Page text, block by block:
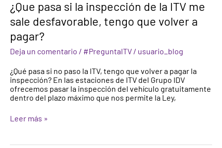
¿Que pasa si la inspección de la ITV me
sale desfavorable, tengo que volver a
pagar?
Deja un comentario / #PreguntaITV / usuario_blog
¿Qué pasa si no paso la ITV, tengo que volver a pagar la
inspección? En las estaciones de ITV del Grupo IDV
ofrecemos pasar la inspección del vehículo gratuitamente
dentro del plazo máximo que nos permite la Ley,
¿Que
pasa
si
inspección
de
la
me
sale
desfavorable,
tengo
volver
Leer más »